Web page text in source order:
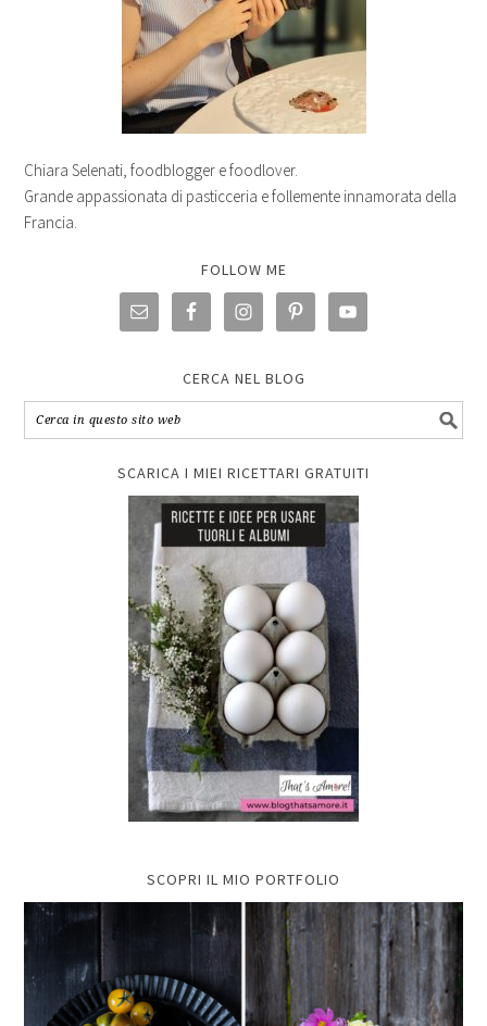
Chiara Selenati, foodblogger e foodlover.
Grande appassionata di pasticceria e follemente innamorata della
Francia.
FOLLOW ME
CERCA NEL BLOG
SCARICA I MIEI RICETTARI GRATUITI
SCOPRI IL MIO PORTFOLIO